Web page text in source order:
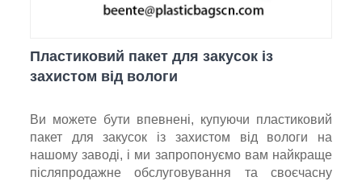
Пластиковий пакет для закусок із
захистом від вологи
Ви можете бути впевнені, купуючи пластиковий
пакет для закусок із захистом від вологи на
нашому заводі, і ми запропонуємо вам найкраще
післяпродажне обслуговування та своєчасну